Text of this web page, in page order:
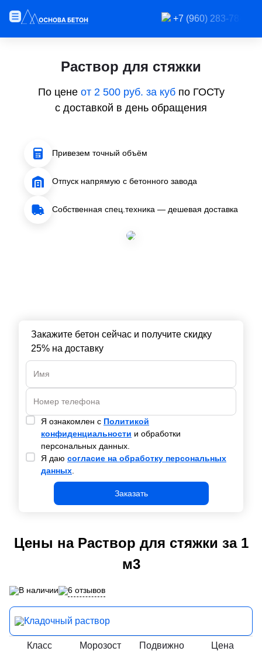
+7 (960) 283-78-89
Раствор для стяжки
По цене от 2 500 руб. за кубпо ГОСТу
с доставкой в день обращения
Привезем точный объём
Отпуск напрямую с бетонного завода
Собственная спец.техника — дешевая доставка
Закажите бетон сейчас и получите скидку
25% на доставку
Я ознакомлен с Политикой
конфиденциальности и обработки
персональных данных.
Я даю согласие на обработку персональных
данных
Заказать
Цены на Раствор для стяжки за 1
м3
В наличии 6 отзывов
Кладочный раствор
Класс
Морозост
Подвижно
Цена